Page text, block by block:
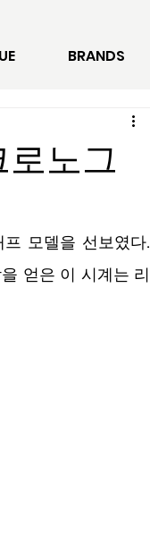
BRANDS
로노그
모델을 선보였다.
얻은 이 시계는 리